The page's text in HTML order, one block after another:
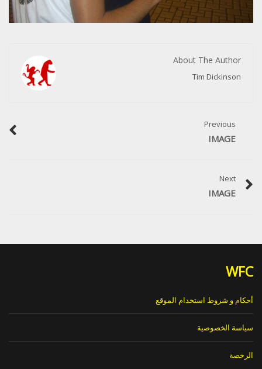
About The Author
Tim Dickinson
Previous
IMAGE
Next
IMAGE
WFC
أحكام و شروط استخدام الموقع
سياسة الخصوصية
الرخصة